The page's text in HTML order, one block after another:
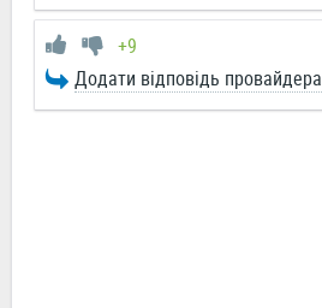
+9
Додати відповідь провайдера